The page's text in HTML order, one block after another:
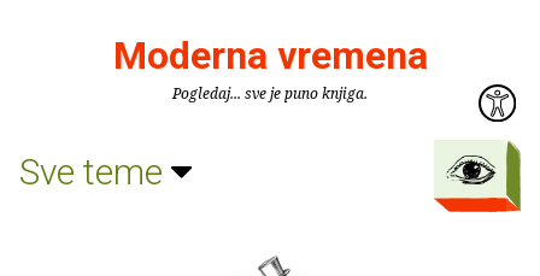
Moderna vremena
Pogledaj... sve je puno knjiga.
Sve teme